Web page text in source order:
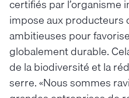
certifiés par l’organisme
impose aux producteurs
ambitieuses pour
globalement durable.
de la biodiversité et la
serre. «Nous sommes